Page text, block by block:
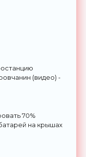
(видео) -
70%
на крышах